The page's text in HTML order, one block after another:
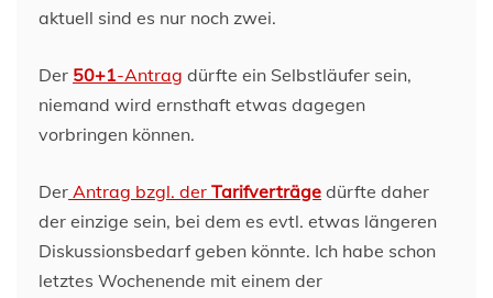
aktuell sind es nur noch zwei.
Der 50+1-Antrag dürfte ein Selbstläufer sein,
niemand wird ernsthaft etwas dagegen
vorbringen können.
Der Antrag bzgl. der Tarifverträge dürfte daher
der einzige sein, bei dem es evtl. etwas längeren
Diskussionsbedarf geben könnte. Ich habe schon
letztes Wochenende mit einem der